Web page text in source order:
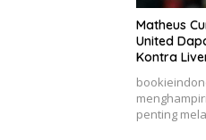
Matheus
United
Kontra
penting